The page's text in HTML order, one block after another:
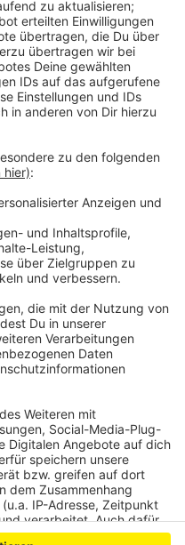
um 22 Uhr.
Köln-
gearbeitet.
Ei. Im weiteren
Leverkusen-West voll
über die Rheinallee
Grund für diese
im Mittelstreifen,
die A1 in Richtung
einspurig.
Wochenende.
zu umfahren.